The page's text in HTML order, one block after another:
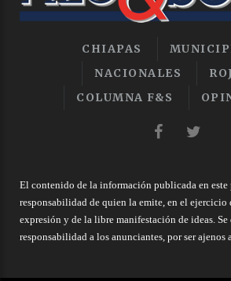
CHIAPAS
NACIONALES
COLUMNA F&S
El contenido de la información publicada en este
responsabilidad de quien la emite, en el ejercicio
expresión y de la libre manifestación de ideas. Se
responsabilidad a los anunciantes, por ser ajenos